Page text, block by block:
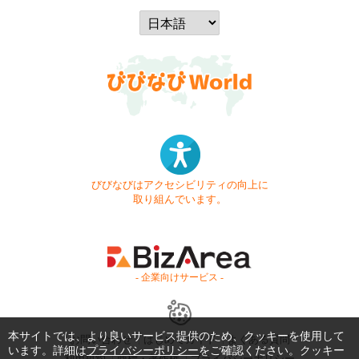
びびなびはアクセシビリティの向上に
取り組んでいます。
- 企業向けサービス -
お問い合わせ はじめてガイド
よくある質問
本サイトでは、より良いサービス提供のため、クッキーを使用して
います。詳細はプライバシーポリシーをご確認ください。クッキー